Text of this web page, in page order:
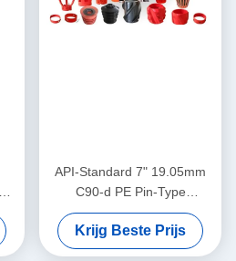
in
API-Standard 7" 19.05mm
C90-d PE Pin-Type
Centralizer voor het
Beperken van Casing
Centralizer Verplaatsing in
Krijg Beste Prijs